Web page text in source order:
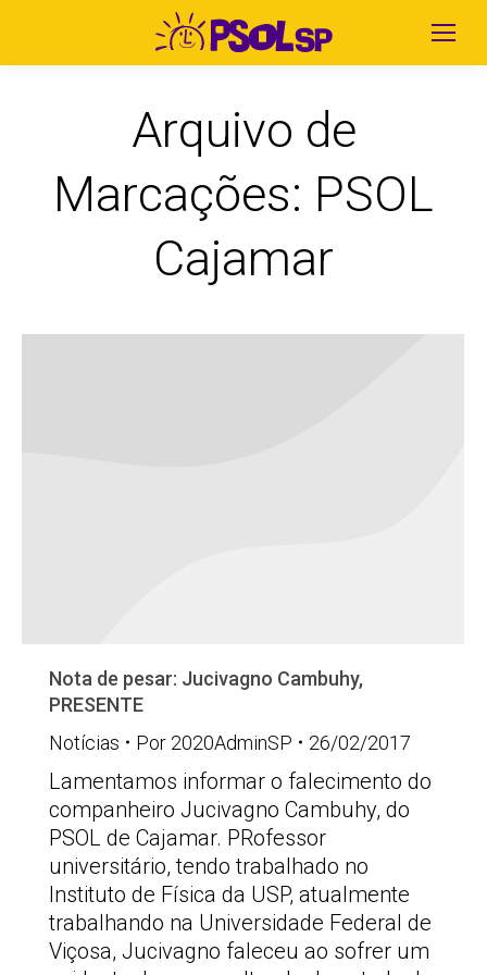
Arquivo de
Marcações: PSOL
Cajamar
Nota de pesar: Jucivagno Cambuhy,
PRESENTE
Notícias
Por 2020AdminSP 26/02/2017
Lamentamos informar o falecimento do
companheiro Jucivagno Cambuhy, do
PSOL de Cajamar. PRofessor
universitário, tendo trabalhado no
Instituto de Física da USP, atualmente
trabalhando na Universidade Federal de
Viçosa, Jucivagno faleceu ao sofrer um